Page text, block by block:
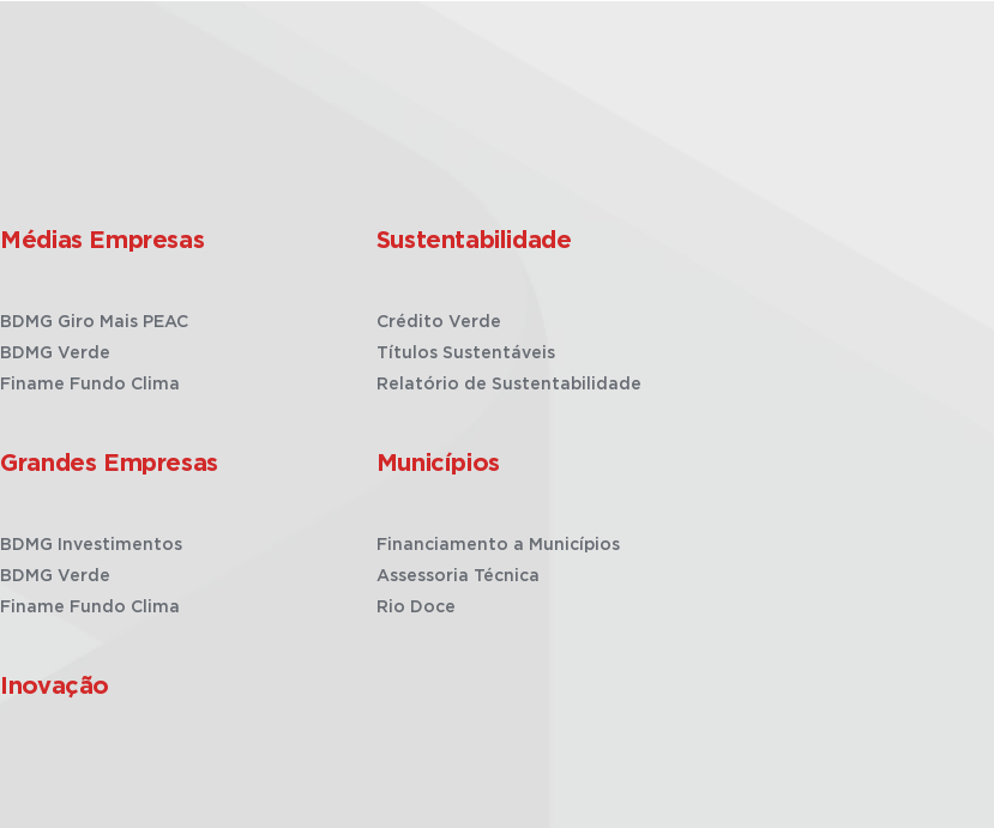
Médias Empresas
BDMG Giro Mais PEAC
BDMG Verde
Finame Fundo Clima
Grandes Empresas
BDMG Investimentos
BDMG Verde
Finame Fundo Clima
Inovação
Sustentabilidade
Crédito Verde
Títulos Sustentáveis
Relatório de Sustentabilidade
Municípios
Financiamento a Municípios
Assessoria Técnica
Rio Doce